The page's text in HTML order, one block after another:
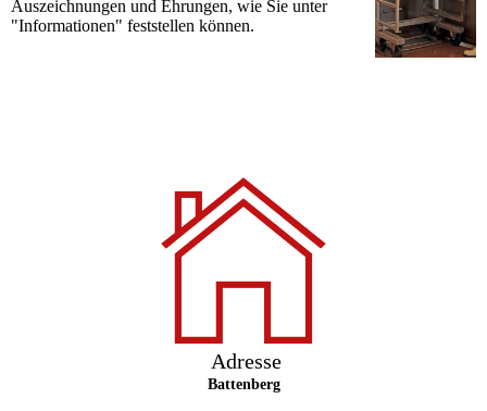
Auszeichnungen und Ehrungen, wie Sie unter
"Informationen" feststellen können.
Adresse
Battenberg